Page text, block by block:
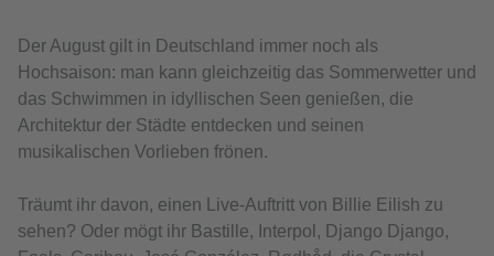
Der August gilt in Deutschland immer noch als
Hochsaison: man kann gleichzeitig das Sommerwetter und
das Schwimmen in idyllischen Seen genießen, die
Architektur der Städte entdecken und seinen
musikalischen Vorlieben frönen.
Träumt ihr davon, einen Live-Auftritt von Billie Eilish zu
sehen? Oder mögt ihr Bastille, Interpol, Django Django,